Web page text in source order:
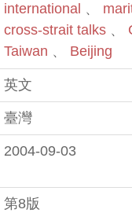
international 、
cross-strait talks 、
Taiwan 、 Beijing
英文
臺灣
2004-09-03
第8版